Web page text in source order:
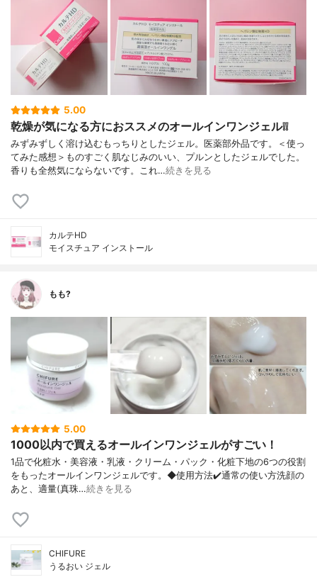
5.00
乾燥が気になる方におススメのオールインワンジェル❕❕
みずみずしく溶け込むもっちりとしたジェル。医薬部外品です。＜使っ
てみた感想＞ものすごく肌なじみのいい、プルンとしたジェルでした。
香りも全然気にならないです。これ…続きを見る
カルテHD
モイスチュア インストール
もも?
5.00
1000以内で買えるオールインワンジェルがすごい！
1品で化粧水・美容液・乳液・クリーム・ パック・化粧下地の6つの役割
をもったオ ールインワンジェルです。 ◆使用方法 ✔️通常の使い方 洗顔の
あと、適量(真珠…続きを見る
CHIFURE
うるおい ジェル